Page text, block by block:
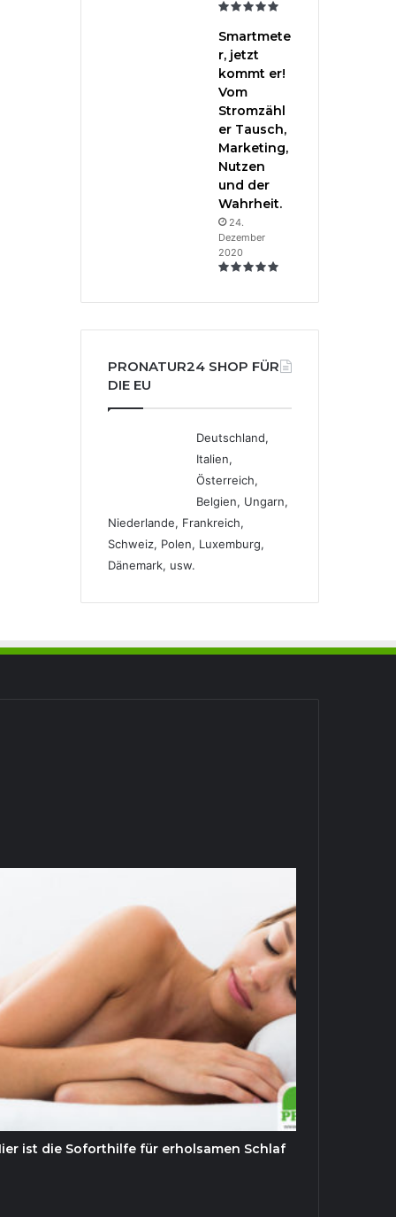
Smartmete
r, jetzt
kommt er!
Vom
Stromzähl
er Tausch,
Marketing,
Nutzen
und der
Wahrheit.
24.
Dezember
2020
PRONATUR24 SHOP FÜR
DIE EU
Deutschland,
Italien,
Österreich,
Belgien, Ungarn,
Niederlande, Frankreich,
Schweiz, Polen, Luxemburg,
Dänemark, usw.
ist die Soforthilfe für erholsamen Schlaf